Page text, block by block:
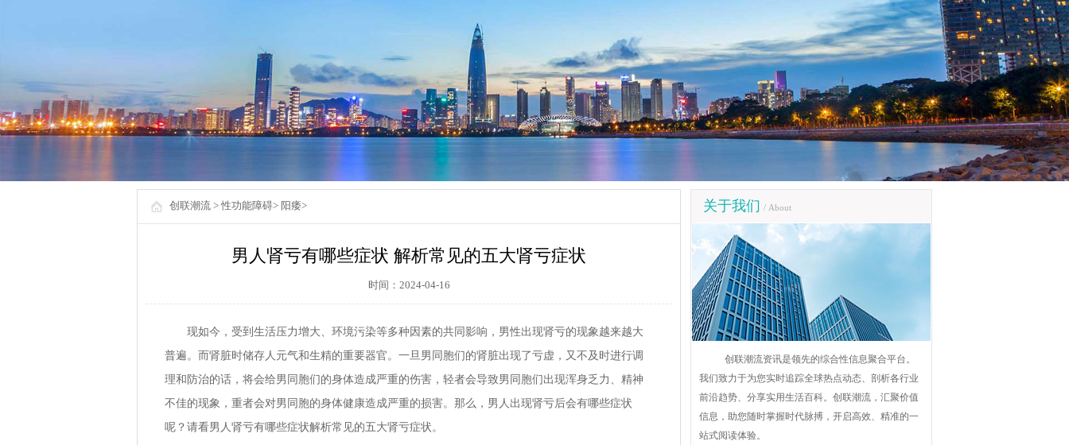
创联潮流 > 性功能障碍> 阳痿>
男人肾亏有哪些症状 解析常见的五大肾亏症状
时间：2024-04-16
现如今，受到生活压力增大、环境污染等多种因素的共同影响，男性出现肾亏的现象越来越大
普遍。而肾脏时储存人元气和生精的重要器官。一旦男同胞们的肾脏出现了亏虚，又不及时进行调
理和防治的话，将会给男同胞们的身体造成严重的伤害，轻者会导致男同胞们出现浑身乏力、精神
不佳的现象，重者会对男同胞的身体健康造成严重的损害。那么，男人出现肾亏后会有哪些症状
呢？请看男人肾亏有哪些症状解析常见的五大肾亏症状。
关于我们 / About
创联潮流资讯是领先的综合性信息聚合平台。
我们致力于为您实时追踪全球热点动态、剖析各行业
前沿趋势、分享实用生活百科。创联潮流，汇聚价值
信息，助您随时掌握时代脉搏，开启高效、精准的一
站式阅读体验。